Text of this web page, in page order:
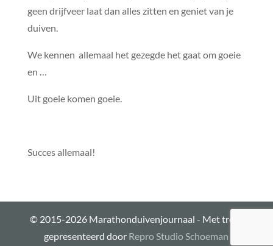
geen drijfveer laat dan alles zitten en geniet van je
duiven.
We kennen allemaal het gezegde het gaat om goeie
en …
Uit goeie komen goeie.
Succes allemaal!
© 2015-2026 Marathonduivenjournaal - Met trots
gepresenteerd door Repro Studio Schoeman